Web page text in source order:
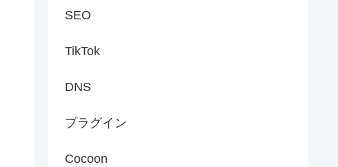
SEO
TikTok
DNS
プラグイン
Cocoon